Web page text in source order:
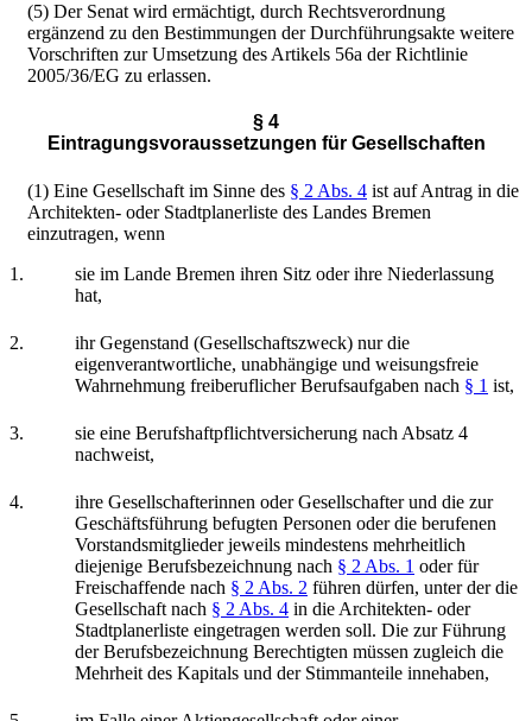
(5) Der Senat wird ermächtigt, durch Rechtsverordnung
ergänzend zu den Bestimmungen der Durchführungsakte weitere
Vorschriften zur Umsetzung des Artikels 56a der Richtlinie
2005/36/EG zu erlassen.
§ 4
Eintragungsvoraussetzungen für Gesellschaften
(1) Eine Gesellschaft im Sinne des § 2 Abs. 4 ist auf Antrag in die
Architekten- oder Stadtplanerliste des Landes Bremen
einzutragen, wenn
1.
sie im Lande Bremen ihren Sitz oder ihre Niederlassung
hat,
2.
ihr Gegenstand (Gesellschaftszweck) nur die
eigenverantwortliche, unabhängige und weisungsfreie
Wahrnehmung freiberuflicher Berufsaufgaben nach § 1 ist,
3.
sie eine Berufshaftpflichtversicherung nach Absatz 4
nachweist,
4.
ihre Gesellschafterinnen oder Gesellschafter und die zur
Geschäftsführung befugten Personen oder die berufenen
Vorstandsmitglieder jeweils mindestens mehrheitlich
diejenige Berufsbezeichnung nach § 2 Abs. 1 oder für
Freischaffende nach § 2 Abs. 2 führen dürfen, unter der die
Gesellschaft nach § 2 Abs. 4 in die Architekten- oder
Stadtplanerliste eingetragen werden soll. Die zur Führung
der Berufsbezeichnung Berechtigten müssen zugleich die
Mehrheit des Kapitals und der Stimmanteile innehaben,